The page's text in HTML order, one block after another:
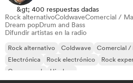
&gt; 400 respuestas dadas
Rock alternativoColdwaveComercial /
Dream popDrum and Bass
Difundir artistas en la radio
Rock alternativo Coldwave
Comercial /
Electrónica
Rock electrónico
Rock
Garage rock
Hip-hop